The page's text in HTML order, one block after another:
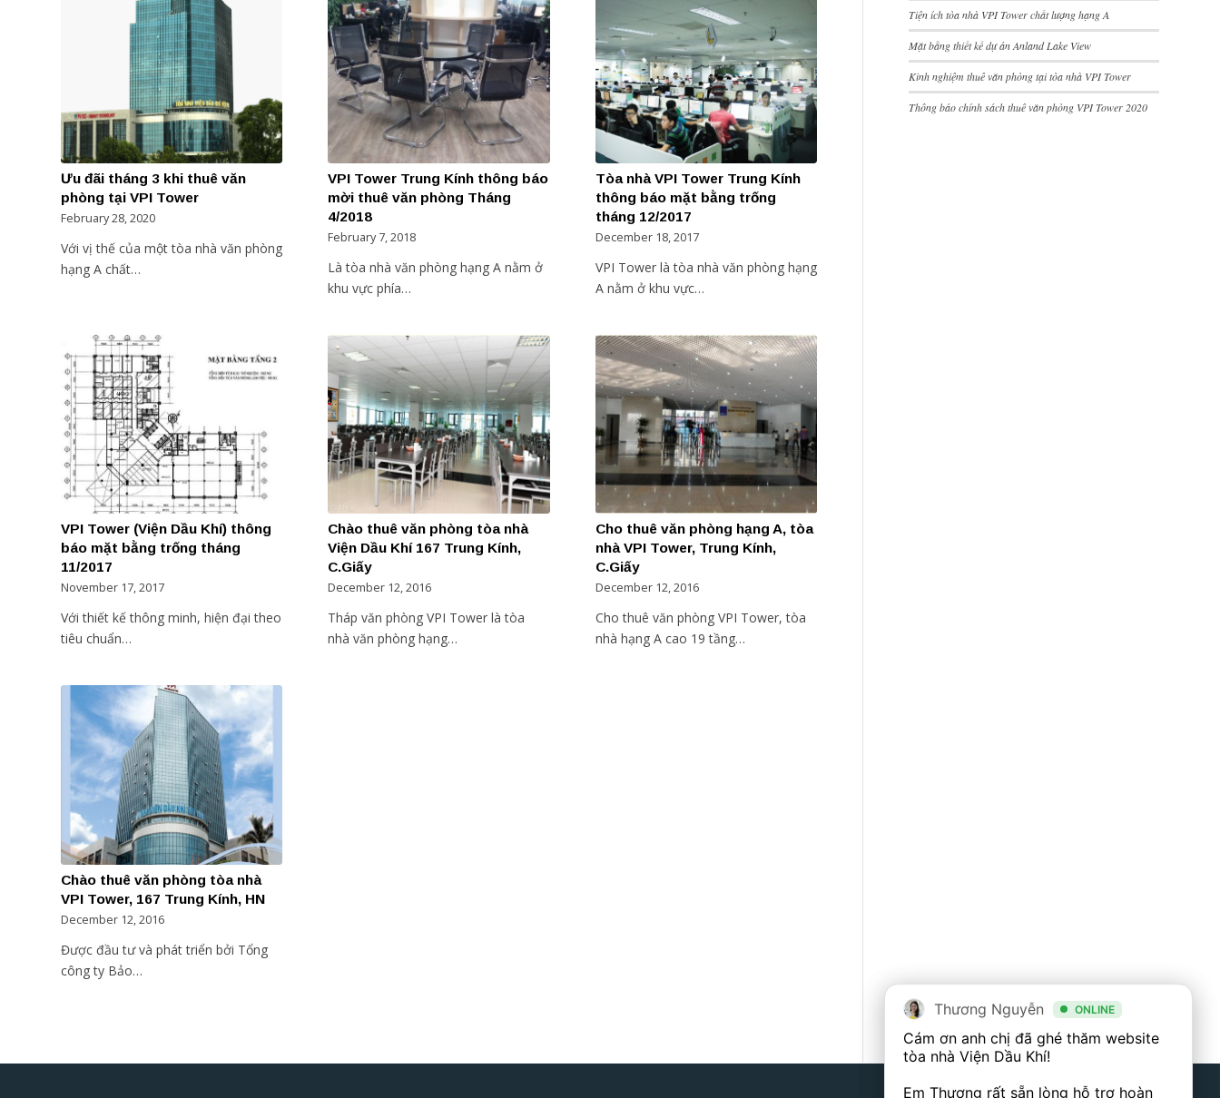
Ưu đãi tháng 3 khi thuê văn
phòng tại VPI Tower
February 28, 2020
Với vị thế của một tòa nhà văn phòng
hạng A chất…
VPI Tower Trung Kính thông báo
mời thuê văn phòng Tháng
4/2018
February 7, 2018
Là tòa nhà văn phòng hạng A nằm ở
khu vực phía…
Tòa nhà VPI Tower Trung Kính
thông báo mặt bằng trống
tháng 12/2017
December 18, 2017
VPI Tower là tòa nhà văn phòng hạng
A nằm ở khu vực…
VPI Tower (Viện Dầu Khí) thông
báo mặt bằng trống tháng
11/2017
November 17, 2017
Với thiết kế thông minh, hiện đại theo
tiêu chuẩn…
Chào thuê văn phòng tòa nhà
Viện Dầu Khí 167 Trung Kính,
C.Giấy
December 12, 2016
Tháp văn phòng VPI Tower là tòa
nhà văn phòng hạng…
Cho thuê văn phòng hạng A, tòa
nhà VPI Tower, Trung Kính,
C.Giấy
December 12, 2016
Cho thuê văn phòng VPI Tower, tòa
nhà hạng A cao 19 tầng…
Chào thuê văn phòng tòa nhà
VPI Tower, 167 Trung Kính, HN
December 12, 2016
Được đầu tư và phát triển bởi Tổng
công ty Bảo…
Tiện ích tòa nhà VPI Tower chất lượng hạng A
Mặt bằng thiết kế dự án Anland Lake View
Kinh nghiệm thuê văn phòng tại tòa nhà VPI Tower
Thông báo chính sách thuê văn phòng VPI Tower 2020
Thương Nguyễn ONLINE
Cám ơn anh chị đã ghé thăm website
tòa nhà Viện Dầu Khí!
Em Thương rất sẵn lòng hỗ trợ hoàn
Thương Nguyễn ONLINE
Cám ơn anh chị đã ghé thăm website
tòa nhà Viện Dầu Khí!
Em Thương rất sẵn lòng hỗ trợ hoàn